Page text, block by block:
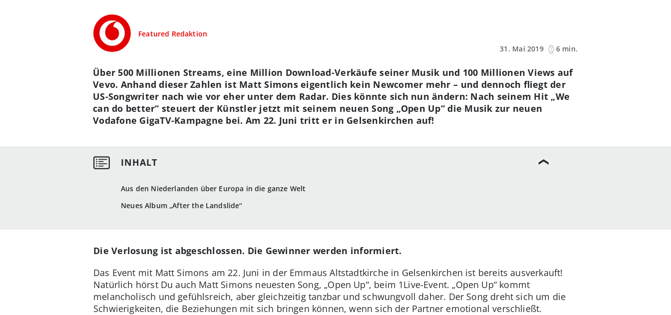
Featured Redaktion
31. Mai 2019
6 min.
Aus den Niederlanden über Europa in die ganze Welt
Neues Album „After the Landslide“
Über 500 Millionen Streams, eine Million Download-Verkäufe seiner Musik und 100 Millionen Views auf
Vevo. Anhand dieser Zahlen ist Matt Simons eigentlich kein Newcomer mehr – und dennoch fliegt der
US-Songwriter nach wie vor eher unter dem Radar. Dies könnte sich nun ändern: Nach seinem Hit „We
can do better“ steuert der Künstler jetzt mit seinem neuen Song „Open Up“ die Musik zur neuen
Vodafone GigaTV-Kampagne bei. Am 22. Juni tritt er in Gelsenkirchen auf!
Die Verlosung ist abgeschlossen. Die Gewinner werden informiert.
Das Event mit Matt Simons am 22. Juni in der Emmaus Altstadtkirche in Gelsenkirchen ist bereits ausverkauft!
Natürlich hörst Du auch Matt Simons neuesten Song, „Open Up“, beim 1Live-Event. „Open Up“ kommt
melancholisch und gefühlsreich, aber gleichzeitig tanzbar und schwungvoll daher. Der Song dreht sich um die
Schwierigkeiten, die Beziehungen mit sich bringen können, wenn sich der Partner emotional verschließt.